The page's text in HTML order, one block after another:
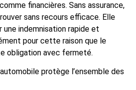
financières. Sans assurance,
sans recours efficace. Elle
une indemnisation rapide et
pour cette raison que le
obligation avec fermeté.
protège l’ensemble des